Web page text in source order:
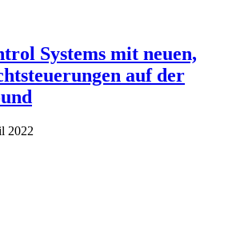
Systems mit neuen,
auf der
2022